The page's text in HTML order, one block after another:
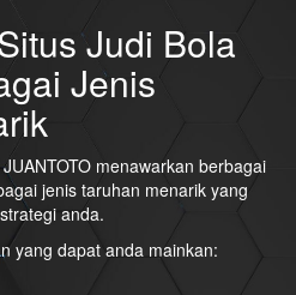
Judi Bola
Jenis
menawarkan berbagai
jenis taruhan menarik yang
anda.
yang dapat anda mainkan: